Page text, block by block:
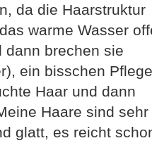
da die Haarstruktur
warme Wasser
dann brechen sie
ein bisschen Pflege
Haar und dann
Haare sind sehr
glatt, es reicht